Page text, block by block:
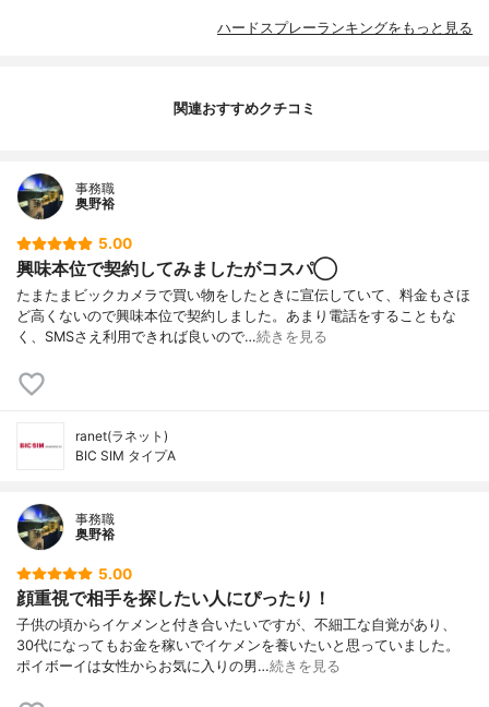
ハードスプレーランキングをもっと見る
関連おすすめクチコミ
事務職
奥野裕
5.00
興味本位で契約してみましたがコスパ◯
たまたまビックカメラで買い物をしたときに宣伝していて、料金もさほ
ど高くないので興味本位で契約しました。あまり電話をすることもな
く、SMSさえ利用できれば良いので…続きを見る
ranet(ラネット)
BIC SIM タイプA
事務職
奥野裕
5.00
顔重視で相手を探したい人にぴったり！
子供の頃からイケメンと付き合いたいですが、不細工な自覚があり、
30代になってもお金を稼いでイケメンを養いたいと思っていました。
ポイボーイは女性からお気に入りの男…続きを見る